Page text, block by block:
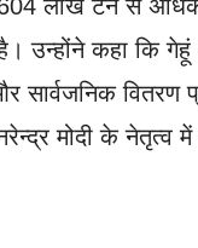
604 लाख टन से
उन्‍होंने कहा कि
वितरण
मोदी के नेतृत्व में